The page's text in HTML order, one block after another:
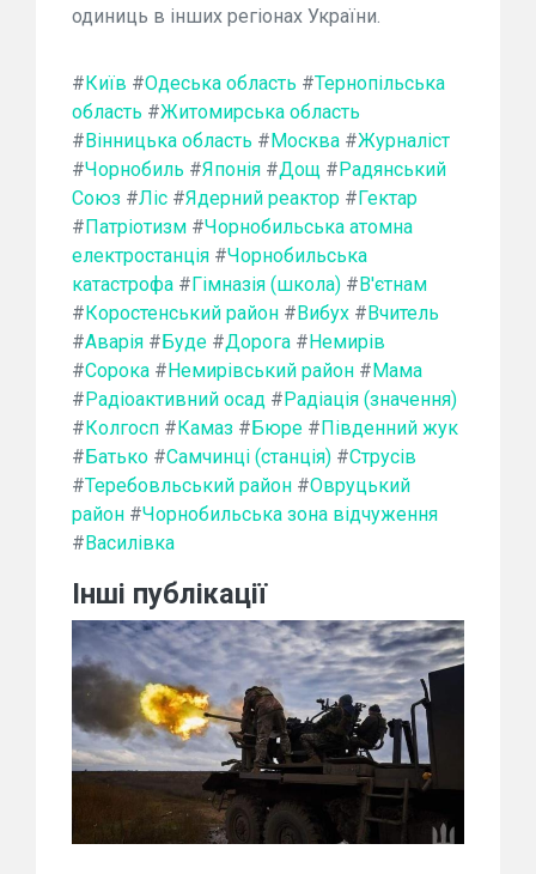
одиниць в інших регіонах України.
#Київ #Одеська область #Тернопільська
область #Житомирська область
#Вінницька область #Москва #Журналіст
#Чорнобиль #Японія #Дощ #Радянський
Союз #Ліс #Ядерний реактор #Гектар
#Патріотизм #Чорнобильська атомна
електростанція #Чорнобильська
катастрофа #Гімназія (школа) #В'єтнам
#Коростенський район #Вибух #Вчитель
#Аварія #Буде #Дорога #Немирів
#Сорока #Немирівський район #Мама
#Радіоактивний осад #Радіація (значення)
#Колгосп #Камаз #Бюре #Південний жук
#Батько #Самчинці (станція) #Струсів
#Теребовльський район #Овруцький
район #Чорнобильська зона відчуження
#Василівка
Інші публікації